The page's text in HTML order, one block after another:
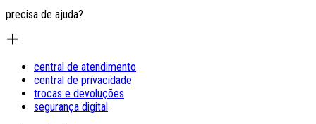
precisa de ajuda?
central de atendimento
central de privacidade
trocas e devoluções
segurança digital